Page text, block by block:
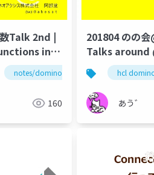
Talk 2nd |
in
notes/domino @function
160
201804 のの
Talks around
Notes and
hcl
あう゛